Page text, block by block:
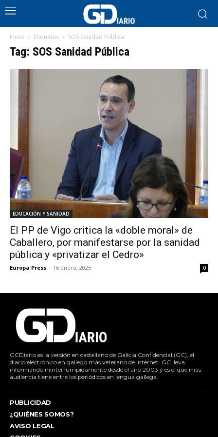
Inicio Etiquetas SOS Sanidad Pública
Tag: SOS Sanidad Pública
EDUCACIÓN Y SANIDAD
El PP de Vigo critica la «doble moral» de
Caballero, por manifestarse por la sanidad
pública y «privatizar el Cedro»
Europa Press - 16 enero, 2025 0
GCDiario es la versión en castellano de Galicia Confidencial (GC), el
diario electrónico en gallego más veterano de internet. GC lleva
informando ininterrumpidamente desde el año 2003 y es el que más
audiencia tiene entre los periódicos en lengua gallega.
PUBLICIDAD
¿QUIÉNES SOMOS?
AVISO LEGAL